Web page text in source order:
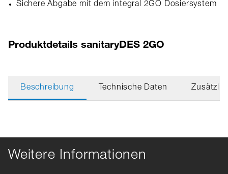
Sichere Abgabe mit dem integral 2GO Dosiersystem
Produktdetails sanitaryDES 2GO
Beschreibung Technische Daten
Weitere Informationen